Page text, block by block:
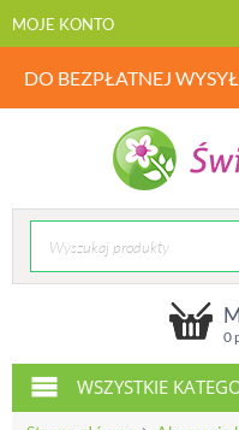
MOJE KONTO
DO BEZPŁATNEJ
0
WSZYSTKIE